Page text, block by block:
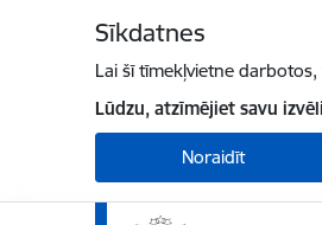
Sīkdatnes
Lai šī tīmekļvietne
Lūdzu, atzīmējiet savu
Noraidīt